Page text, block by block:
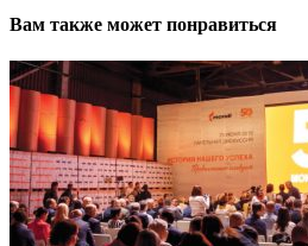
Вам также может понравиться